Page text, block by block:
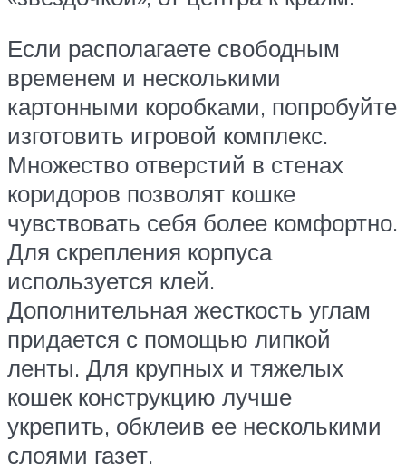
Если располагаете свободным
временем и несколькими
картонными коробками, попробуйте
изготовить игровой комплекс.
Множество отверстий в стенах
коридоров позволят кошке
чувствовать себя более комфортно.
Для скрепления корпуса
используется клей.
Дополнительная жесткость углам
придается с помощью липкой
ленты. Для крупных и тяжелых
кошек конструкцию лучше
укрепить, обклеив ее несколькими
слоями газет.